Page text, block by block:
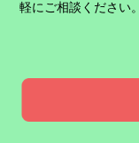
軽にご相談ください。